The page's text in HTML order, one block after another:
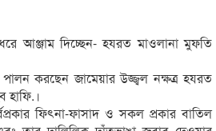
ধরে আঞ্জাম দিচ্ছেন- হযরত মাওলানা মুফতি
পালন করছেন জামেয়ার উজ্জ্বল নক্ষত্র হযরত
হাফি.।
ফিৎনা-ফাসাদ ও সকল প্রকার বাতিল